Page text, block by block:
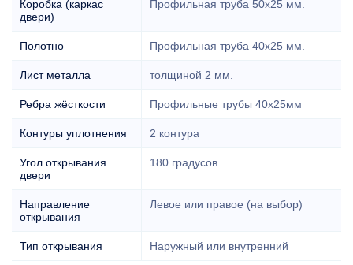
Коробка (каркас
двери)
Профильная труба 50х25 мм.
Полотно Профильная труба 40х25 мм.
Лист металла толщиной 2 мм.
Ребра жёсткости Профильные трубы 40х25мм
Контуры уплотнения 2 контура
Угол открывания
двери
180 градусов
Направление
открывания
Левое или правое (на выбор)
Тип открывания Наружный или внутренний